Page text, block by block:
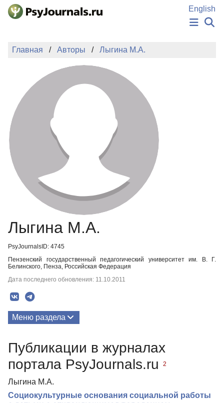
Перейти к основному содержанию
English
НОВОСТИ
АВТОРЫ
ПОДАТЬ РУКОПИСЬ
БАЗА ЗНАНИЙ
КЛЮЧЕВЫЕ СЛОВА
Регистрация
Главная Авторы Лыгина М.А.
Лыгина М.А.
PsyJournalsID: 4745
Пензенский государственный педагогический университет им. В. Г.
Белинского, Пенза, Российская Федерация
Дата последнего обновления: 11.10.2011
Меню раздела
Публикации в журналах
портала PsyJournals.ru
2
Лыгина М.А.
Социокультурные основания социальной работы